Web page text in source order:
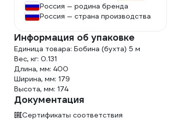
Россия — родина бренда
Россия — страна производства
Информация об упаковке
Единица товара: Бобина (бухта) 5 м
Вес, кг: 0.131
Длина, мм: 400
Ширина, мм: 179
Высота, мм: 174
Документация
Сертификаты соответствия